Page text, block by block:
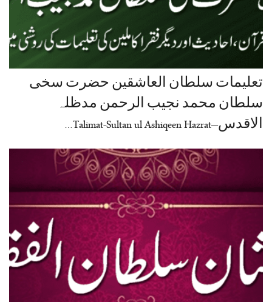
تعلیمات سلطان العاشقین حضرت سخی
سلطان محمد نجیب الرحمن مدظلہ
الاقدس–Talimat-Sultan ul Ashiqeen Hazrat…